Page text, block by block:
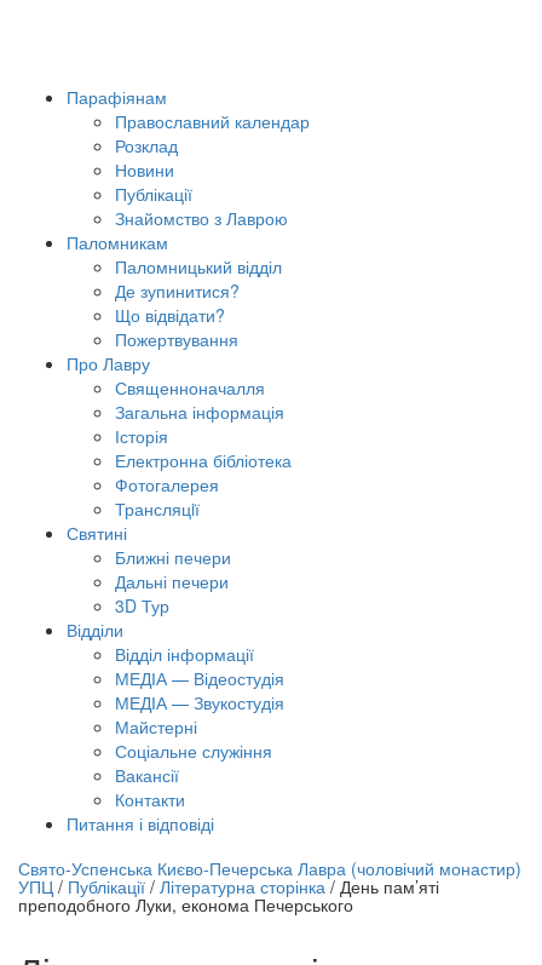
Парафіянам
Православний календар
Розклад
Новини
Публікації
Знайомство з Лаврою
Паломникам
Паломницький відділ
Де зупинитися?
Що відвідати?
Пожертвування
Про Лавру
Священноначалля
Загальна інформація
Історія
Електронна бібліотека
Фотогалерея
Трансляцiї
Святині
Ближні печери
Дальні печери
3D Тур
Відділи
Відділ інформації
МЕДІА — Відеостудія
МЕДІА — Звукостудія
Майстерні
Соціальне служіння
Вакансії
Контакти
Питання і відповіді
трансляція |
12 вересня
трансляції
Свято-Успенська Києво-Печерська Лавра (чоловічий монастир)
УПЦ / Публікації / Літературна сторінка/ День пам’яті
преподобного Луки, економа Печерського